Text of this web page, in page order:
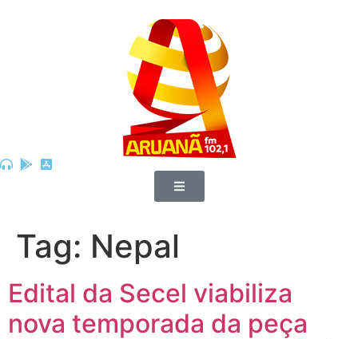
Tag: Nepal
Edital da Secel viabiliza
nova temporada da peça